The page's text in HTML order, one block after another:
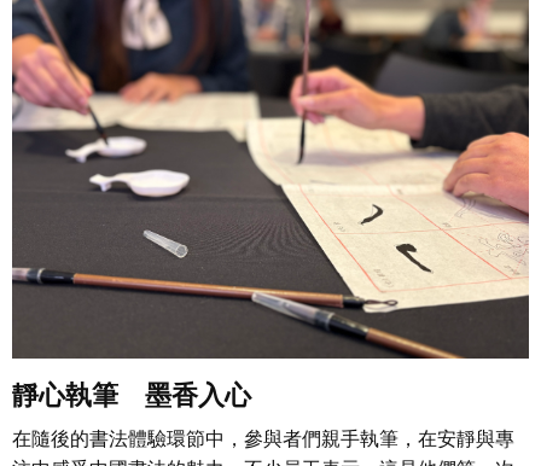
靜心執筆 墨香入心
在隨後的書法體驗環節中，參與者們親手執筆，在安靜與專